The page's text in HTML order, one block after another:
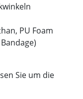
PU Foam
Sie um die